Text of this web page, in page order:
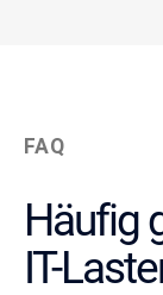
FAQ
Häufig
IT-